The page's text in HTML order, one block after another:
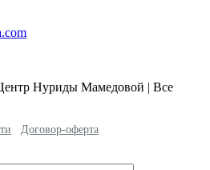
Нуриды Мамедовой | Все
Договор-оферта